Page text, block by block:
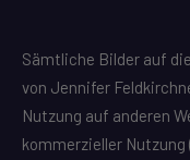
Sämtliche Bilder auf
von Jennifer
Nutzung auf anderen
kommerzieller